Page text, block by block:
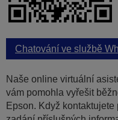
Chatování ve službě
Naše online virtuální
vám pomohla vyřešit
Epson. Když